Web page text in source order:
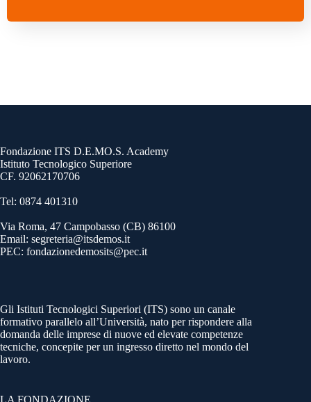
Fondazione ITS D.E.MO.S. Academy
Istituto Tecnologico Superiore
CF. 92062170706
Tel: 0874 401310
Via Roma, 47 Campobasso (CB) 86100
Email: segreteria@itsdemos.it
PEC: fondazionedemosits@pec.it
Gli Istituti Tecnologici Superiori (ITS) sono un canale
formativo parallelo all’Università, nato per rispondere alla
domanda delle imprese di nuove ed elevate competenze
tecniche, concepite per un ingresso diretto nel mondo del
lavoro.